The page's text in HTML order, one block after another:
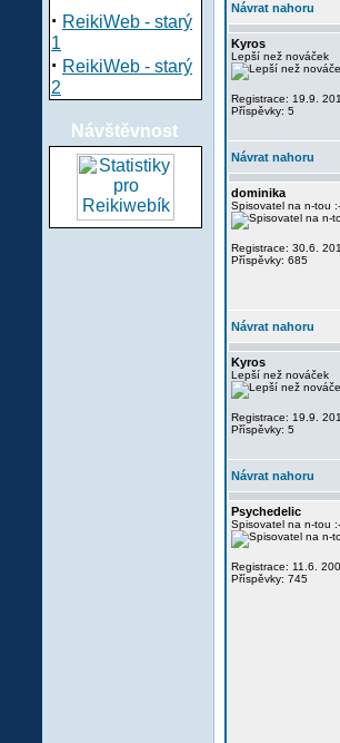
· ReikiWeb - starý
1
· ReikiWeb - starý
2
Návštěvnost
Návrat nahoru
Kyros
Lepší než nováček
Registrace: 19.9.
Příspěvky: 5
Návrat nahoru
dominika
Spisovatel na n-tou
Registrace: 30.6.
Příspěvky: 685
Návrat nahoru
Kyros
Lepší než nováček
Registrace: 19.9.
Příspěvky: 5
Návrat nahoru
Psychedelic
Spisovatel na n-tou
Registrace: 11.6.
Příspěvky: 745